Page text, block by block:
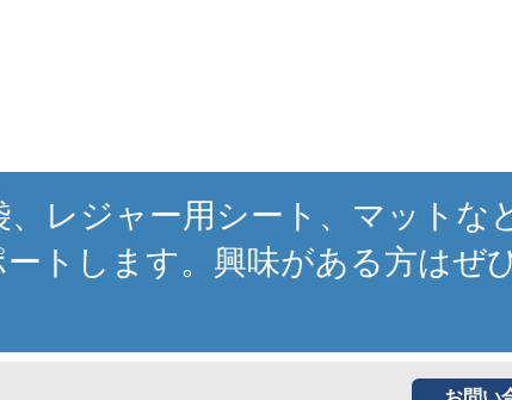
レジャー用シート、マットな
トします。興味がある方はぜ